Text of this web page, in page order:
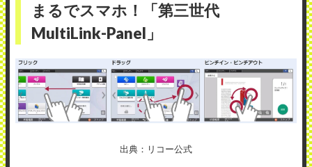
まるでスマホ！「第三世代
MultiLink-Panel」
出典：リコー公式